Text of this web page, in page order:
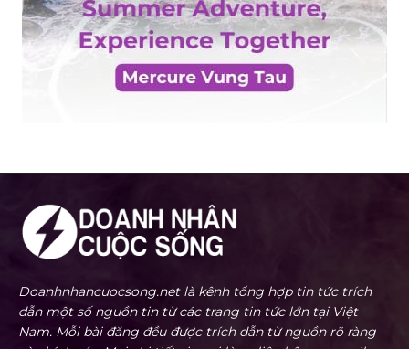
Doanhnhancuocsong.net là kênh tổng hợp tin tức trích
dẫn một số nguồn tin từ các trang tin tức lớn tại Việt
Nam. Mỗi bài đăng đều được trích dẫn từ nguồn rõ ràng